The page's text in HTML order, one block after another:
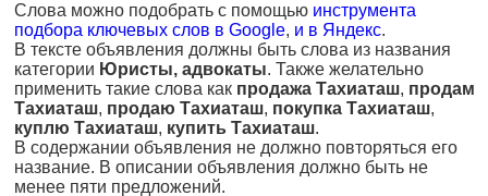
Слова можно подобрать с помощью инструмента
подбора ключевых слов в Google, и в Яндекс.
В тексте объявления должны быть слова из названия
категории Юристы, адвокаты. Также желательно
применить такие слова как продажа Тахиаташ, продам
Тахиаташ, продаю Тахиаташ, покупка Тахиаташ,
куплю Тахиаташ, купить Тахиаташ.
В содержании объявления не должно повторяться его
название. В описании объявления должно быть не
менее пяти предложений.